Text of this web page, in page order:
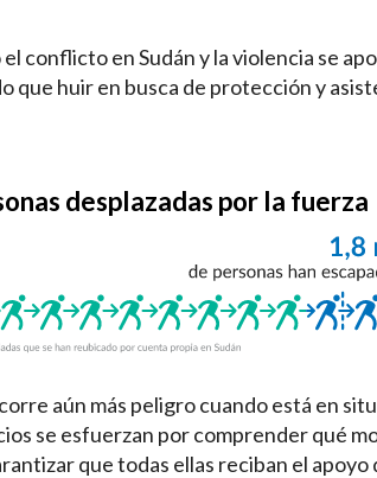
conflicto en Sudán y la violencia se
que huir en busca de protección y
desplazadas por la fuerza
aún más peligro cuando está en
se esfuerzan por comprender qué
que todas ellas reciban el apoyo